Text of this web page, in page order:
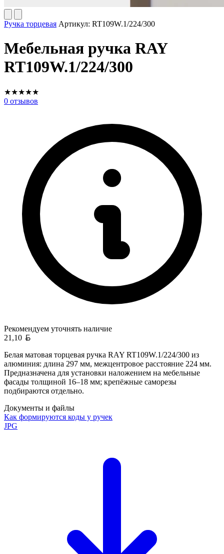
Ручка торцевая Артикул: RT109W.1/224/300
Мебельная ручка RAY
RT109W.1/224/300
★★★★★
0 отзывов
Рекомендуем уточнять наличие
21,10
Белая матовая торцевая ручка RAY RT109W.1/224/300 из
алюминия: длина 297 мм, межцентровое расстояние 224 мм.
Предназначена для установки наложением на мебельные
фасады толщиной 16–18 мм; крепёжные саморезы
подбираются отдельно.
Документы и файлы
Как формируются коды у ручек
JPG